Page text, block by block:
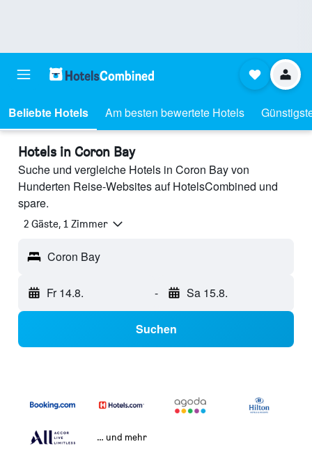
Beliebte Hotels Am besten bewertete Hotels
Hotels in Coron Bay
Suche und vergleiche Hotels in Coron Bay von
Hunderten Reise-Websites auf HotelsCombined und
spare.
2 Gäste, 1 Zimmer
Coron Bay
Fr 14.8. - Sa 15.8.
Suchen
… und mehr